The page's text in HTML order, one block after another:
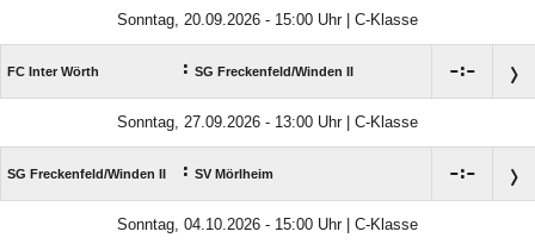
Sonntag, 20.09.2026 - 15:00 Uhr | C-Klasse
FC Inter Wörth : SG Freckenfeld/​Winden II :
Sonntag, 27.09.2026 - 13:00 Uhr | C-Klasse
SG Freckenfeld/​Winden II : SV Mörlheim :
Sonntag, 04.10.2026 - 15:00 Uhr | C-Klasse